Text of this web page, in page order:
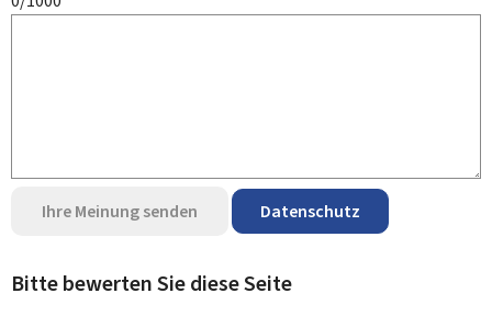
Ihre Meinung senden Datenschutz
Bitte bewerten Sie diese Seite